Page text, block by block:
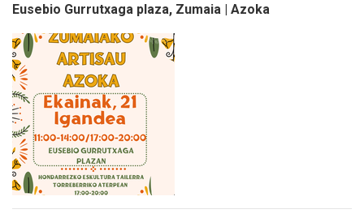
Eusebio Gurrutxaga plaza, Zumaia | Azoka